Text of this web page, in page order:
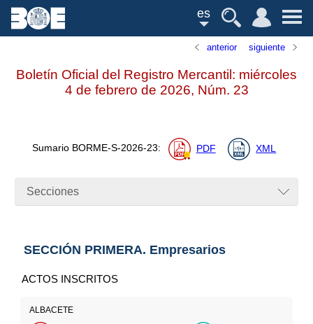
es
anterior siguiente
Boletín Oficial del Registro Mercantil: miércoles
4 de febrero de 2026, Núm. 23
Sumario BORME-S-2026-23: PDF XML
Secciones
SECCIÓN PRIMERA. Empresarios
ACTOS INSCRITOS
ALBACETE